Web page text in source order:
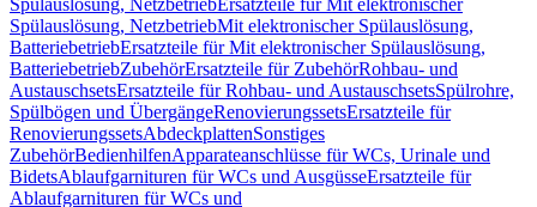
Spülauslösung, NetzbetriebErsatzteile für Mit elektronischer
Spülauslösung, NetzbetriebMit elektronischer Spülauslösung,
BatteriebetriebErsatzteile für Mit elektronischer Spülauslösung,
BatteriebetriebZubehörErsatzteile für ZubehörRohbau- und
AustauschsetsErsatzteile für Rohbau- und AustauschsetsSpülrohre,
Spülbögen und ÜbergängeRenovierungssetsErsatzteile für
RenovierungssetsAbdeckplattenSonstiges
ZubehörBedienhilfenApparateanschlüsse für WCs, Urinale und
BidetsAblaufgarnituren für WCs und AusgüsseErsatzteile für
Ablaufgarnituren für WCs und